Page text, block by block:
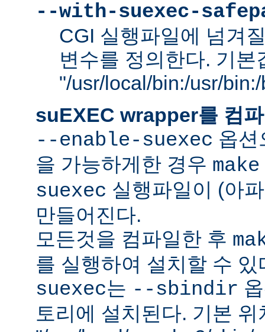
--with-suexec-
CGI 실행파일에 넘겨
변수를 정의한다. 기본
"/usr/local/bin:/usr/
suEXEC wrapper를 컴
--enable-suexec 옵션
을 가능하게한 경우 make
suexec 실행파일이 (아
만들어진다.
모든것을 컴파일한 후
를 실행하여 설치할 수
suexec는 --sbindir
토리에 설치된다. 기본 위